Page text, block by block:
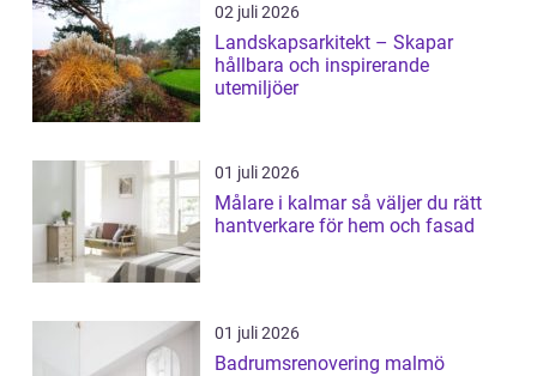
02 juli 2026
Landskapsarkitekt – Skapar
hållbara och inspirerande
utemiljöer
01 juli 2026
Målare i kalmar så väljer du rätt
hantverkare för hem och fasad
01 juli 2026
Badrumsrenovering malmö